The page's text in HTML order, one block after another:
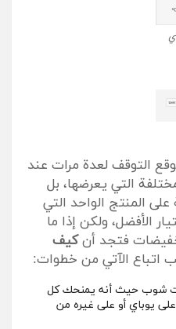
التوقف لعدة مرات عند
التي يعرضها، بل
المنتج الواحد التي
الأفضل، ولكن إذا ما
فتجد أنكيف
اتباع الآتي من خطوات:
شوب حيث أنه يمنحك كل
يوباي أو على غيره من